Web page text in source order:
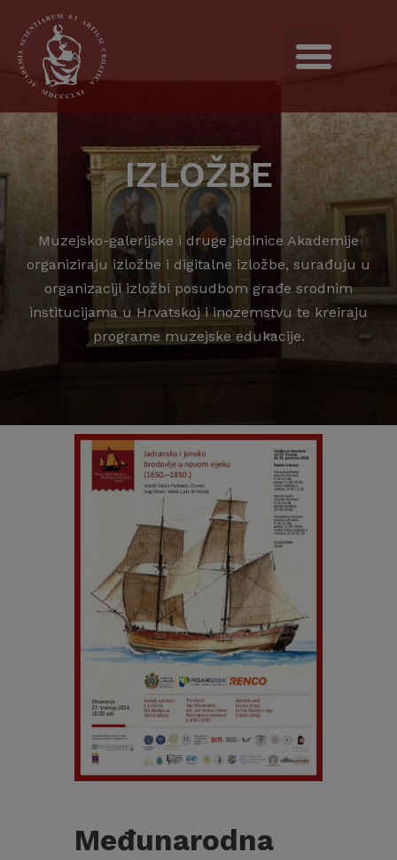
IZLOŽBE
Muzejsko-galerijske i druge jedinice Akademije
organiziraju izložbe i digitalne izložbe, surađuju u
organizaciji izložbi posudbom građe srodnim
institucijama u Hrvatskoj i inozemstvu te kreiraju
programe muzejske edukacije.
Međunarodna